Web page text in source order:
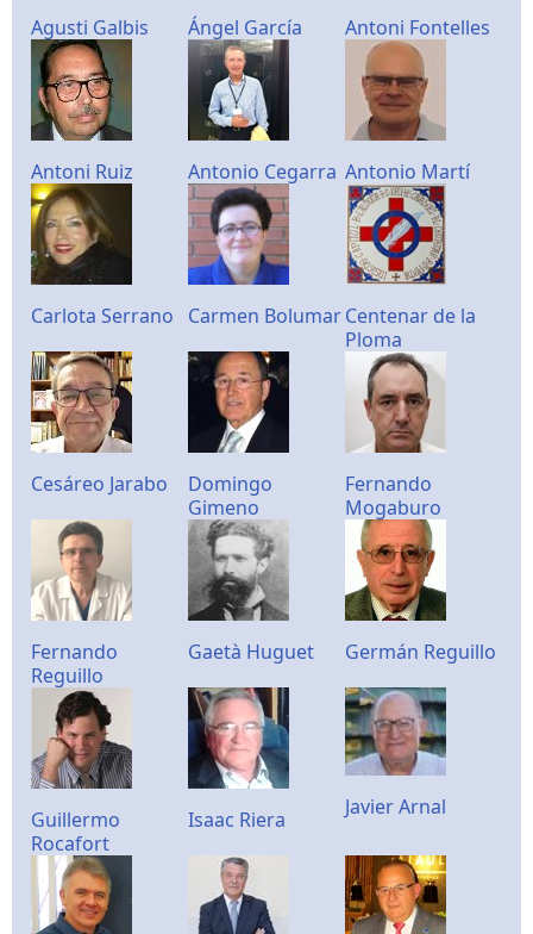
Agusti Galbis Ángel García Antoni Fontelles
Antoni Ruiz Antonio Cegarra Antonio Martí
Carlota Serrano Carmen BolumarCentenar de la
Ploma
Cesáreo Jarabo
Domingo
Gimeno
Fernando
Mogaburo
Fernando
Reguillo
Gaetà Huguet Germán Reguillo
Guillermo
Rocafort
Isaac Riera Javier Arnal